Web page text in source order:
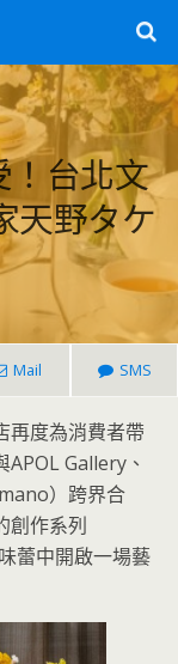
！台北文
天野タケ
Mail SMS
再度為消費者帶
Gallery、
）跨界合
創作系列
蕾中開啟一場藝